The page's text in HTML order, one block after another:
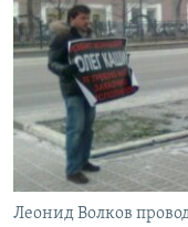
РАСПИСАНИЕ
ПОДПИШИТЕСЬ НА
СОЦИАЛЬНЫЕ СЕТИ
Леонид Волков